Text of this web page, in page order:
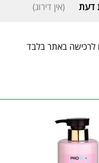
דעת (אין דירוג)
לרכישה באתר בלבד